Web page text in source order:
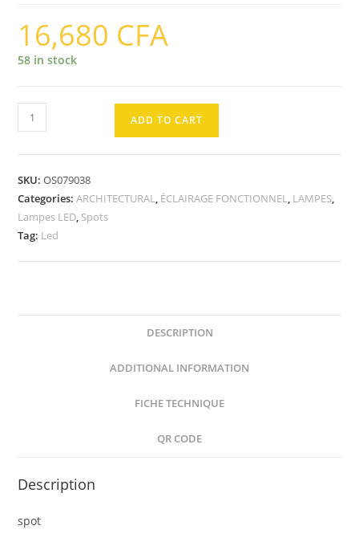
16,680 CFA
58 in stock
SPOT
Downlight
12W
3000K
quantity
ADD TO CART
SKU:OS079038
Categories:ARCHITECTURAL, ÉCLAIRAGE FONCTIONNEL, LAMPES,
Lampes LED, Spots
Tag: Led
DESCRIPTION
ADDITIONAL INFORMATION
FICHE TECHNIQUE
QR CODE
Description
spot